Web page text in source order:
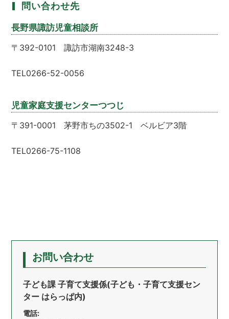
問い合わせ先
長野県諏訪児童相談所
〒392-0101 諏訪市湖南3248-3
TEL0266-52-0056
児童家庭支援センターつつじ
〒391-0001 茅野市ちの3502-1 ベルビア3階
TEL0266-75-1108
お問い合わせ
子ども課 子育て支援係(子ども・子育て支援セン
ター はらっぱ内)
電話: